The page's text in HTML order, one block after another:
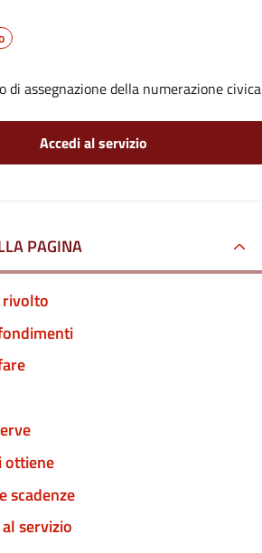
di assegnazione della numerazione civica
Accedi al servizio
PAGINA
rivolto
ottiene
scadenze
servizio